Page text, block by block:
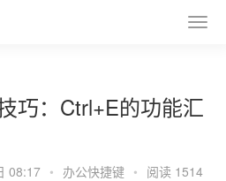
巧：Ctrl+E的功能汇
08:17 • 办公快捷键 • 阅读 1514